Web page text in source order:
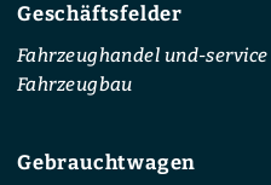
Geschäftsfelder
Fahrzeughandel und-service
Fahrzeugbau
Gebrauchtwagen